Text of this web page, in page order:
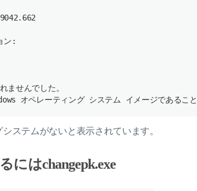
ン:
ませんでした。
オペレーティング システム イメージであること
ステムがないと表示されています。
にはchangepk.exe